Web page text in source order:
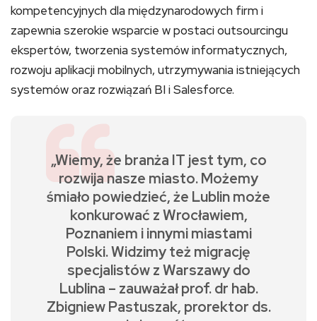
kompetencyjnych dla międzynarodowych firm i
zapewnia szerokie wsparcie w postaci outsourcingu
ekspertów, tworzenia systemów informatycznych,
rozwoju aplikacji mobilnych, utrzymywania istniejących
systemów oraz rozwiązań BI i Salesforce.
„Wiemy, że branża IT jest tym, co
rozwija nasze miasto. Możemy
śmiało powiedzieć, że Lublin może
konkurować z Wrocławiem,
Poznaniem i innymi miastami
Polski. Widzimy też migrację
specjalistów z Warszawy do
Lublina – zauważał prof. dr hab.
Zbigniew Pastuszak, prorektor ds.